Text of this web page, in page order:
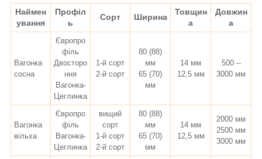
Наймен
ування
Профіл
ь
Сорт Ширина
Товщин
а
Довжин
а
Вагонка
сосна
Європро
філь
Двосторо
ння
Вагонка-
Цеглинка
1-й сорт
2-й сорт
80 (88)
мм
65 (70)
мм
14 мм
12,5 мм
500 --
3000 мм
Вагонка
вільха
Європро
філь
Вагонка-
Цеглинка
вищий
сорт
1-й сорт
2-й сорт
80 (88)
мм
65 (70)
мм
14 мм
12,5 мм
2000 мм
2500 мм
3000 мм